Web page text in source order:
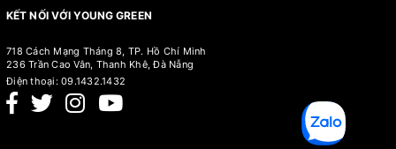
KẾT NỐI VỚI YOUNG GREEN
718 Cách Mạng Tháng 8, TP. Hồ Chí Minh
236 Trần Cao Vân, Thanh Khê, Đà Nẵng
Điện thoại: 09.1432.1432